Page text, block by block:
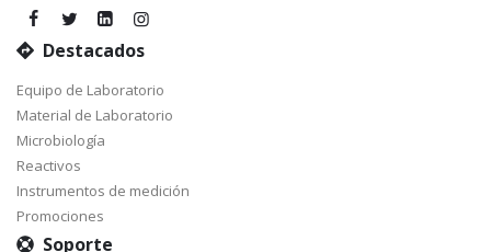
Destacados
Equipo de Laboratorio
Material de Laboratorio
Microbiología
Reactivos
Instrumentos de medición
Promociones
Soporte